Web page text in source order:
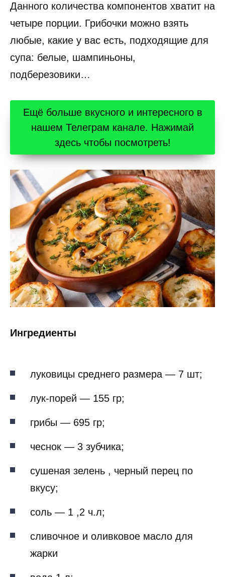
Данного количества компонентов хватит на
четыре порции. Грибочки можно взять
любые, какие у вас есть, подходящие для
супа: белые, шампиньоны,
подберезовики…
Ещё больше вкусного и интересного в
нашем Телеграм канале. Нажимай
здесь чтобы посмотреть!
Ингредиенты
луковицы среднего размера — 7 шт;
лук-порей — 155 гр;
грибы — 695 гр;
чеснок — 3 зубчика;
сушеная зелень , черный перец по
вкусу;
соль — 1 ,2 ч.л;
сливочное и оливковое масло для
жарки